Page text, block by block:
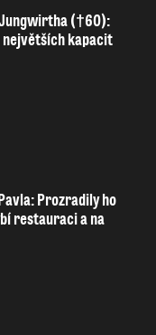
(†60):
kapacit
Prozradily ho
restauraci a na